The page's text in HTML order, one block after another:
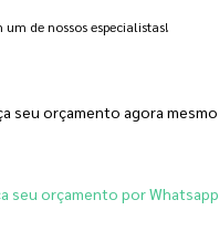
de nossos especialistas!
seu orçamento agora mesmo
seu orçamento por Whatsapp